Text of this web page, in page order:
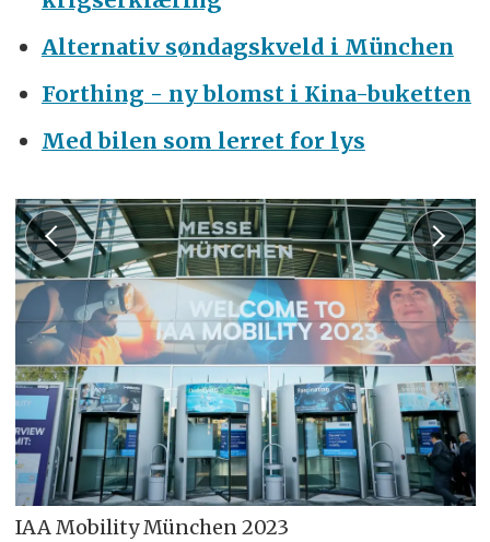
Alternativ søndagskveld i München
Forthing - ny blomst i Kina-buketten
Med bilen som lerret for lys
IAA Mobility München 2023